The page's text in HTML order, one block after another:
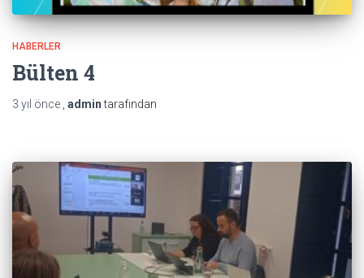
HABERLER
Bülten 4
3 yıl önce admintarafından